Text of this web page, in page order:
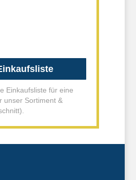
Einkaufsliste für eine
unser Sortiment &